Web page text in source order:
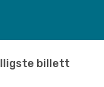
billett